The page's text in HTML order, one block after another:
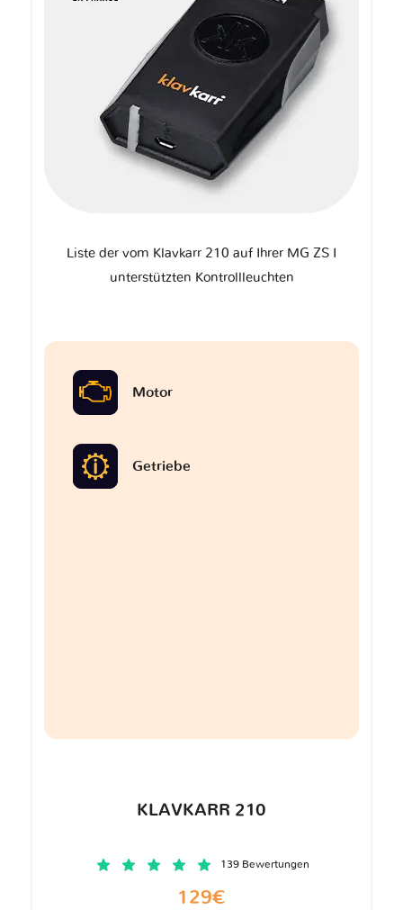
Liste der vom Klavkarr 210 auf Ihrer MG ZS I
unterstützten Kontrollleuchten
Motor
Getriebe
KLAVKARR 210
139 Bewertungen
129€